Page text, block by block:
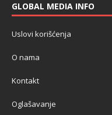
GLOBAL MEDIA INFO
Uslovi korišćenja
O nama
Kontakt
Oglašavanje